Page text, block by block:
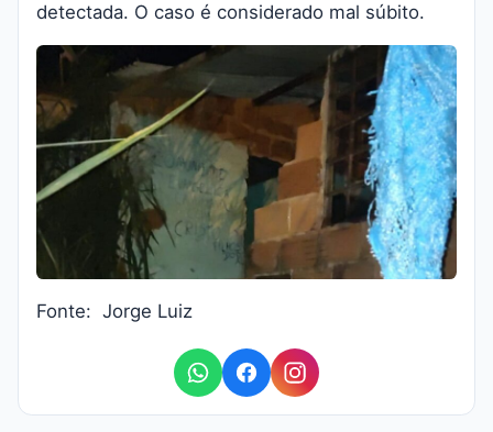
detectada. O caso é considerado mal súbito.
Fonte: Jorge Luiz